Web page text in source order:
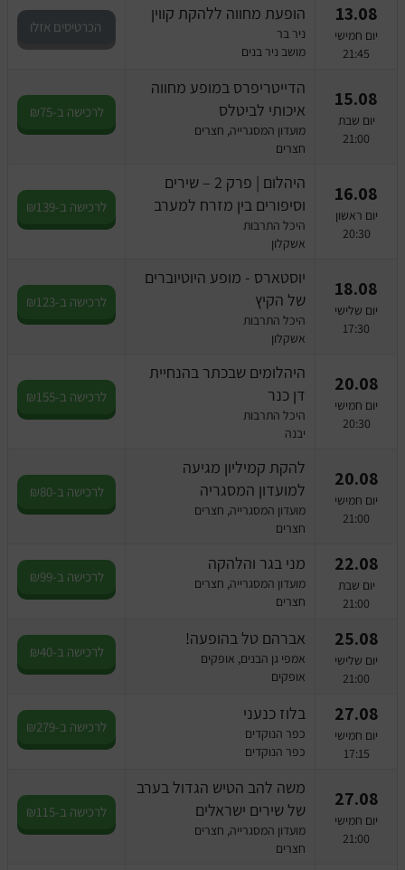
13.08
יום חמישי
21:45
הופעת מחווה ללהקת קווין
ניר בר
מושב ניר בנים
הכרטיסים אזלו
15.08
יום שבת
21:00
הדייטריפרס במופע מחווה
איכותי לביטלס
מועדון המסגרייה, חצרים
חצרים
לרכישה ב-₪75
16.08
יום ראשון
20:30
היהלום | פרק 2 – שירים
וסיפורים בין מזרח למערב
היכל התרבות
אשקלון
לרכישה ב-₪139
18.08
יום שלישי
17:30
יוסטארס - מופע היוטיוברים
של הקיץ
היכל התרבות
אשקלון
לרכישה ב-₪123
20.08
יום חמישי
20:30
היהלומים שבכתר בהנחיית
דן כנר
היכל התרבות
יבנה
לרכישה ב-₪155
20.08
יום חמישי
21:00
להקת קמיליון מגיעה
למועדון המסגריה
מועדון המסגרייה, חצרים
חצרים
לרכישה ב-₪80
22.08
יום שבת
21:00
מני בגר והלהקה
מועדון המסגרייה, חצרים
חצרים
לרכישה ב-₪99
25.08
יום שלישי
21:00
אברהם טל בהופעה!
אמפי גן הבנים, אופקים
אופקים
לרכישה ב-₪40
27.08
יום חמישי
17:15
בלוז כנעני
כפר הנוקדים
כפר הנוקדים
לרכישה ב-₪279
27.08
יום חמישי
21:00
משה להב הטיש הגדול בערב
של שירים ישראלים
מועדון המסגרייה, חצרים
חצרים
לרכישה ב-₪115